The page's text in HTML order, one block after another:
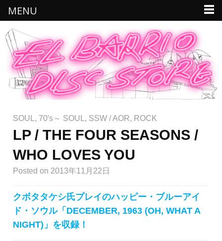
SOUL , 70's～ SOUL , SSW / AOR, ROCK
LP / THE FOUR SEASONS /
WHO LOVES YOU
Posted on 2013年11月22日
クボタタケシ氏プレイのハッピー・ブルーアイ
ド・ソウル「DECEMBER, 1963 (OH, WHAT A
NIGHT)」を収録！
MENU